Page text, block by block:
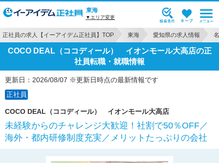
東海
▼エリア変更
正社員の求人【イーアイデム正社員】TOP 東海 愛知県の求人情報
COCO DEAL（ココディール） イオンモール大高店の正
社員転職・就職情報
更新日：2026/08/07 ※更新日時点の最新情報です
正社員
COCO DEAL（ココディール） イオンモール大高店
未経験からのチャレンジ大歓迎！社割で50％OFF／
海外・都内研修制度充実／メリットたっぷりの会社